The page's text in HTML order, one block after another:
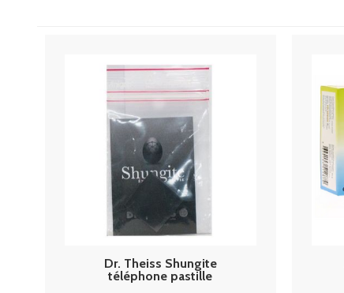
Dr. Theiss Shungite
téléphone pastille